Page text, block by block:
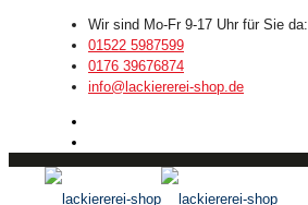
Wir sind Mo-Fr 9-17 Uhr für Sie da:
01522 5987599
0176 39676874
info@lackiererei-shop.de